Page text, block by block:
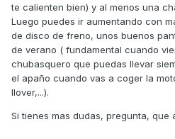
te calienten bien) y al menos una
Luego puedes ir aumentando con
de disco de freno, unos buenos
de verano ( fundamental cuando
chubasquero que puedas llevar
el apaño cuando vas a coger la
llover,...).
Si tienes mas dudas, pregunta, que